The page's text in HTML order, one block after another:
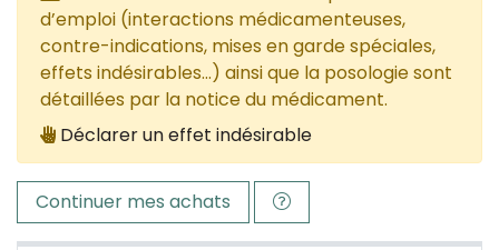
d’emploi (interactions médicamenteuses,
contre-indications, mises en garde spéciales,
effets indésirables...) ainsi que la posologie sont
détaillées par la notice du médicament.
Déclarer un effet indésirable
Continuer mes achats